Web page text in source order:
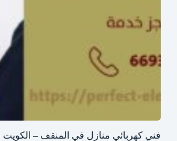
فني كهربائي منازل في المنقف – الكويت